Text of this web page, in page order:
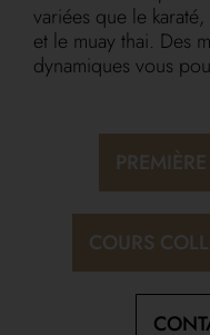
variées que le
et le muay thai. Des
dynamiques vous
COURS